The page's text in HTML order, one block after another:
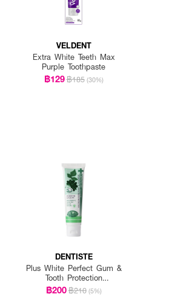
VELDENT
Extra White Teeth Max
Purple Toothpaste
฿129฿185 (30%)
DENTISTE
Plus White Perfect Gum &
Tooth Protection
Toothpaste
฿200฿210 (5%)